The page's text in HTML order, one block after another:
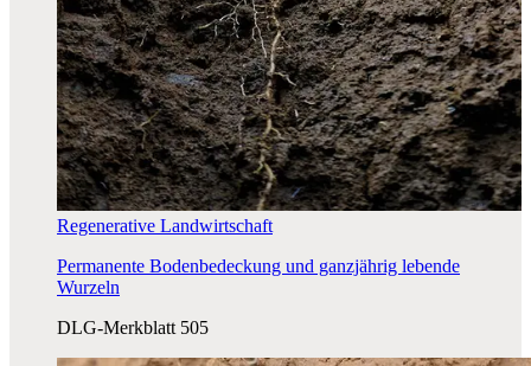
Regenerative Landwirtschaft
Permanente Bodenbedeckung und ganzjährig lebende
Wurzeln
DLG-Merkblatt 505